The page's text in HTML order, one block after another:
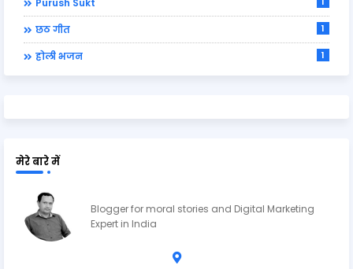
छठ गीत 1
होली भजन 1
मेरे बारे में
Blogger for moral stories and Digital Marketing
Expert in India